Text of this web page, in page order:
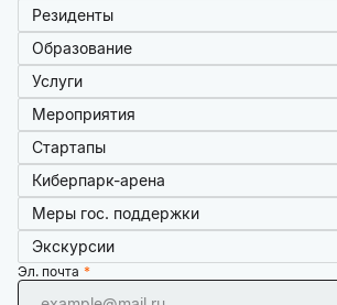
Резиденты
Образование
Услуги
Мероприятия
Стартапы
Киберпарк-арена
Меры гос. поддержки
Экскурсии
Эл. почта